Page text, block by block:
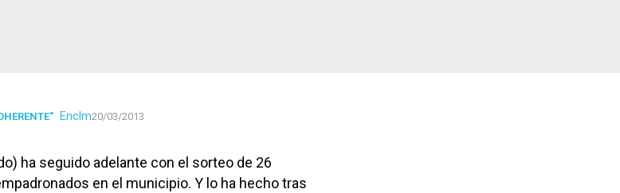
Enclm20/03/2013
ha seguido adelante con el sorteo de 26
en el municipio. Y lo ha hecho tras